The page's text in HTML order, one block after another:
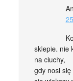
sklepie. nie
na ciuchy,
gdy nosi